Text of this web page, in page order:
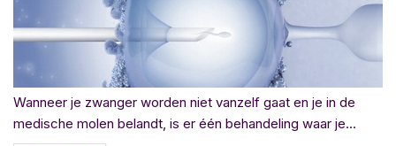
Wanneer je zwanger worden niet vanzelf gaat en je in de
medische molen belandt, is er één behandeling waar je...